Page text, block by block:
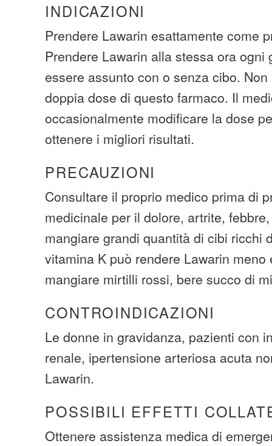
INDICAZIONI
Prendere Lawarin esattamente come
Prendere Lawarin alla stessa ora ogni
essere assunto con o senza cibo.
doppia dose di questo farmaco. Il
occasionalmente modificare la dose
ottenere i migliori risultati.
PRECAUZIONI
Consultare il proprio medico prima di
medicinale per il dolore, artrite,
mangiare grandi quantità di cibi ricchi
vitamina K può rendere Lawarin
mangiare mirtilli rossi, bere succo di
CONTROINDICAZIONI
Le donne in gravidanza, pazienti con
renale, ipertensione arteriosa acuta
Lawarin.
POSSIBILI EFFETTI
Ottenere assistenza medica di